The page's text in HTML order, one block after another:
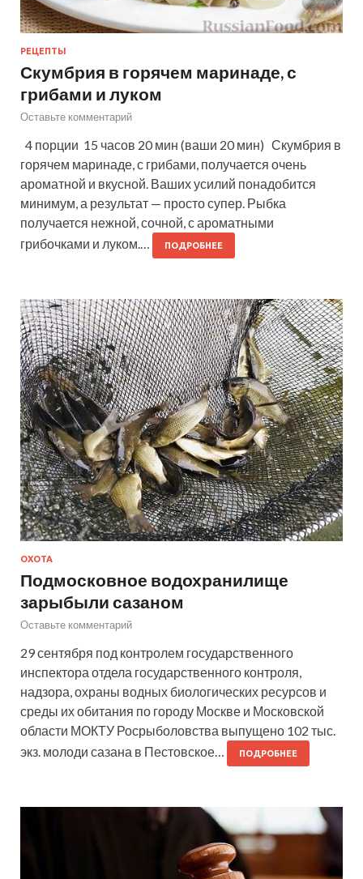
РЕЦЕПТЫ
Скумбрия в горячем маринаде, с
грибами и луком
Оставьте комментарий
4 порции 15 часов 20 мин (ваши 20 мин) Скумбрия в
горячем маринаде, с грибами, получается очень
ароматной и вкусной. Ваших усилий понадобится
минимум, а результат — просто супер. Рыбка
получается нежной, сочной, с ароматными
грибочками и луком.…
ПОДРОБНЕЕ
ОХОТА
Подмосковное водохранилище
зарыбыли сазаном
Оставьте комментарий
29 сентября под контролем государственного
инспектора отдела государственного контроля,
надзора, охраны водных биологических ресурсов и
среды их обитания по городу Москве и Московской
области МОКТУ Росрыболовства выпущено 102 тыс.
экз. молоди сазана в Пестовское…
ПОДРОБНЕЕ